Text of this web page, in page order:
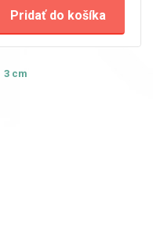
Pridať do košíka
3 cm